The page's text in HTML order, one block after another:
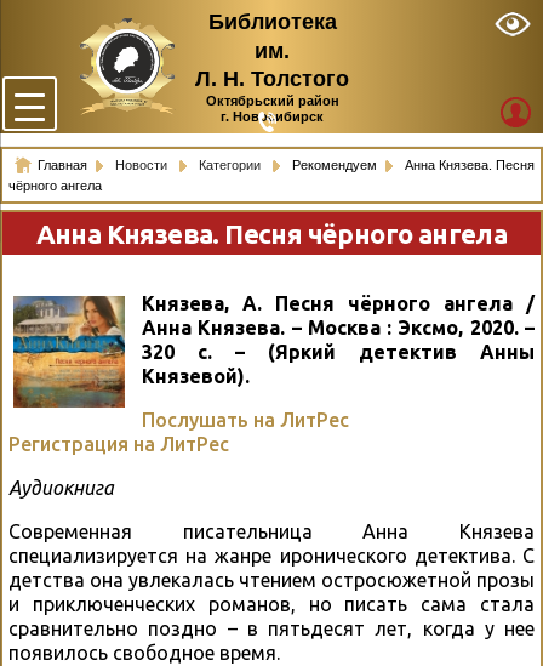
Библиотека
им.
Л. Н. Толстого
Октябрьский район
г. Новосибирск
Главная Новости Категории Рекомендуем
Анна Князева. Песня
чёрного ангела
Анна Князева. Песня чёрного ангела
Князева, А. Песня чёрного ангела /
Анна Князева. – Москва : Эксмо, 2020. –
320 с. – (Яркий детектив Анны
Князевой).
Послушать на ЛитРес
Регистрация на ЛитРес
Аудиокнига
Современная писательница Анна Князева
специализируется на жанре иронического детектива. С
детства она увлекалась чтением остросюжетной прозы
и приключенческих романов, но писать сама стала
сравнительно поздно – в пятьдесят лет, когда у нее
появилось свободное время.